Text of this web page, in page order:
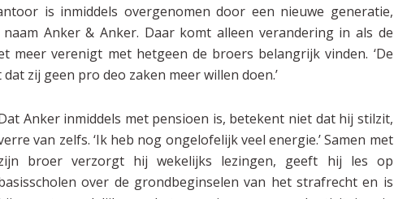
is inmiddels overgenomen door een nieuwe generatie,
Anker & Anker. Daar komt alleen verandering in als de
meer verenigt met hetgeen de broers belangrijk vinden. ‘De
zij geen pro deo zaken meer willen doen.’
Anker inmiddels met pensioen is, betekent niet dat hij stilzit,
van zelfs. ‘Ik heb nog ongelofelijk veel energie.’ Samen met
broer verzorgt hij wekelijks lezingen, geeft hij les op
over de grondbeginselen van het strafrecht en is